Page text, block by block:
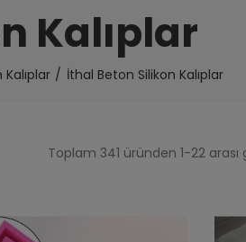
Kalıplar
İthal Beton Silikon Kalıplar
Toplam 341 üründen 1-22